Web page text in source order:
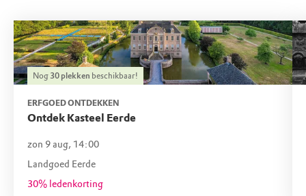
Nog 30 plekken beschikbaar!
ERFGOED ONTDEKKEN
Ontdek Kasteel Eerde
zon 9 aug, 14:00
Landgoed Eerde
30% ledenkorting